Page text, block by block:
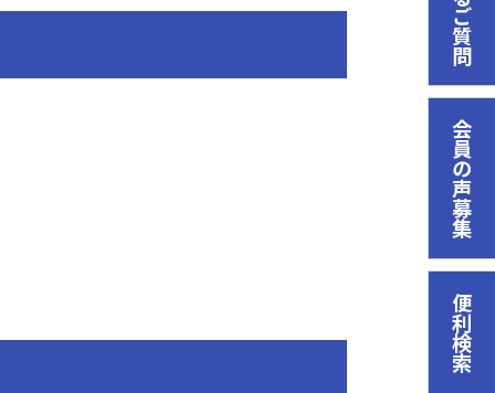
会員の声募集
便利検索